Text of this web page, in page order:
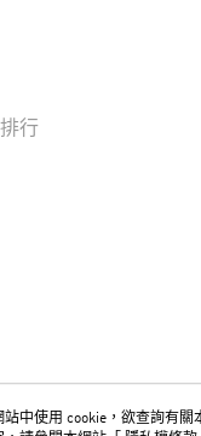
行
站中使用 cookie，欲查詢有關